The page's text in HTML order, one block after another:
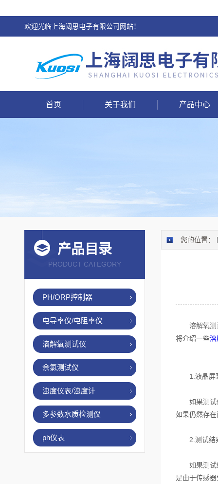
欢迎光临上海阔思电子有限公司网站！
首页 关于我们 产品中心
产品目录
PRODUCT CATEGORY
PH/ORP控制器
电导率仪/电阻率仪
溶解氧测试仪
余氯测试仪
浊度仪表/浊度计
多参数水质检测仪
ph仪表
您的位置：
溶解氧测试
将介绍一些溶
1.液晶屏
如果测试仪
如果仍然存
2.测试结
如果测试结
是由于传感